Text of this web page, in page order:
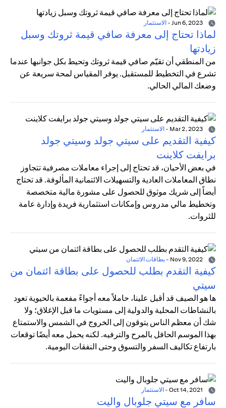
- الاستثمار
لماذا تحتاج إلى معرفة صافي قيمة ثروتك وسبل
زيادتها
من المنطقي أن تقيّم صافي قيمة ثروتك وتحيط بكل جوانبها عندما
تشرع في التخطيط للمستقبل. يوفر المقياس لمحة سريعة عن
وضعك المالي الحالي.
- الاستثمار
كيفية التقديم على سيتي جولد وسيتي جولد
برايفت كلاينت
في بعض الأحيان، قد تحتاج إلى إجراء معاملات مصرفية تتجاوز
نطاق المعاملات العادية والتسهيلات الائتمانية المألوفة. قد تحتاج
أيضاً إلى شريك موثوق للحصول على مشورة مالية متخصصة
وتخطيط مالي مدروس وإمكانات استثمارية فريدة وإدارة عامة
للثروات.
- بطاقات الائتمان
كيفية التقدم بطلب للحصول على بطاقة ائتمان من
سيتي
ها هو الصيف قد أقبل علينا، حاملاً معه أجواءً مفعمة بالحيوية تعود
بالنشاطات المحلية والدولية إلى مستويات ما قبل الإغلاق؛ ولا
شك أن معظم الناس يتوقون إلى الخروج في الشمس والاستمتاع
بهذا الموسم الحافل بالمرح والترفيه. لكنه يحمل معه أيضًا توقعات
بارتفاع تكاليف السفر والتسوق وحتى النفقات اليومية.
- الاستثمار
سافر مع سيتي جلوبال واليت